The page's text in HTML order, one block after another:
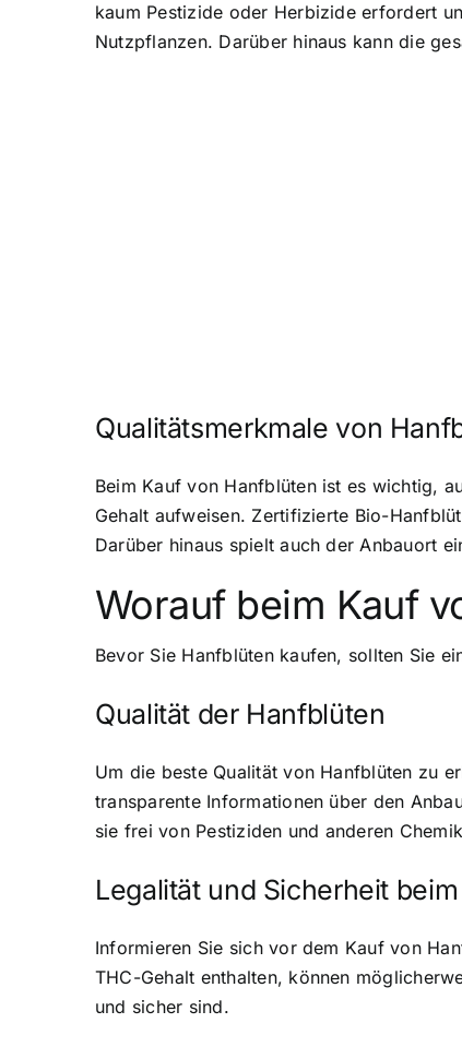
kaum Pestizide oder Herbizide erfordert
Nutzpflanzen. Darüber hinaus kann die
Qualitätsmerkmale von
Beim Kauf von Hanfblüten ist es wichtig,
Gehalt aufweisen. Zertifizierte Bio-
Darüber hinaus spielt auch der Anbauort
Worauf beim Kauf
Bevor Sie Hanfblüten kaufen, sollten Sie
Qualität der Hanfblüten
Um die beste Qualität von Hanfblüten zu
transparente Informationen über den
sie frei von Pestiziden und anderen
Legalität und Sicherheit
Informieren Sie sich vor dem Kauf von
THC-Gehalt enthalten, können
und sicher sind.